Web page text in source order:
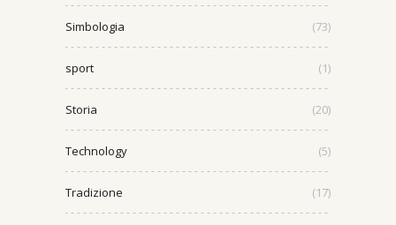
Simbologia (73)
sport (1)
Storia (20)
Technology (5)
Tradizione (17)